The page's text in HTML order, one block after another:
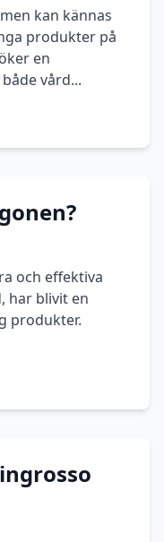
kan kännas
produkter på
en
vård...
och effektiva
har blivit en
produkter.